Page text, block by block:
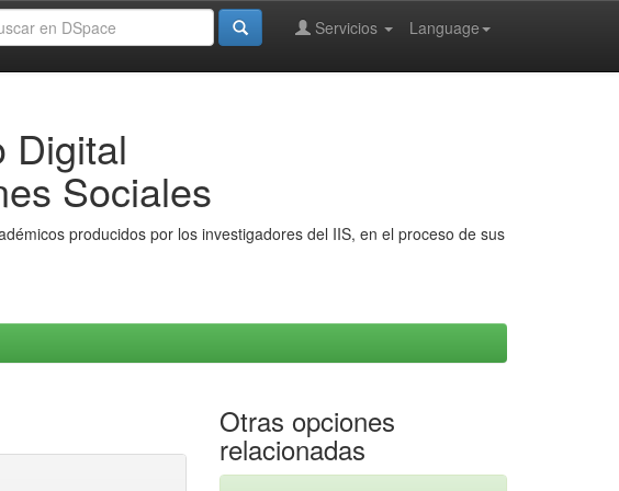
Language
Servicios
Digital
Sociales
producidos por los investigadores del IIS, en el proceso de sus
Otras opciones
relacionadas